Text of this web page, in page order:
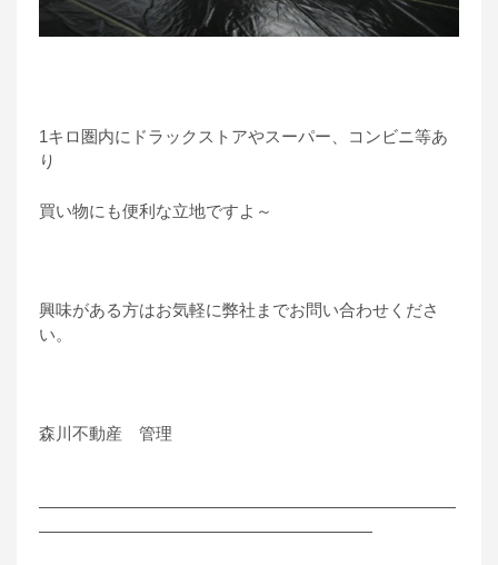
1キロ圏内にドラックストアやスーパー、コンビニ等あ
り
買い物にも便利な立地ですよ～
興味がある方はお気軽に弊社までお問い合わせくださ
い。
森川不動産 管理
―――――――――――――――――――――――――
――――――――――――――――――――